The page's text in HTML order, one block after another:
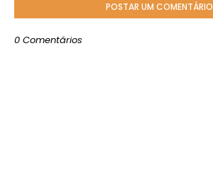
POSTAR UM COMENTÁRIO
0 Comentários